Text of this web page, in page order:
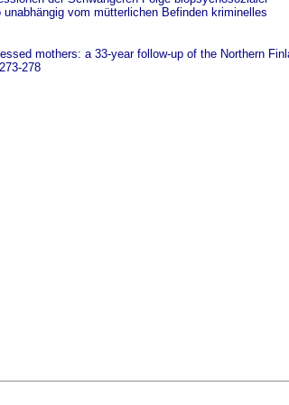
vom mütterlichen Befinden kriminelles
mothers: a 33-year follow-up of the Northern
278